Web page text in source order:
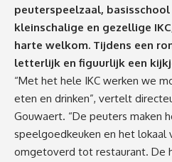
peuterspeelzaal,
kleinschalige en gezellige
harte welkom. Tijdens een
letterlijk en figuurlijk een
“Met het hele IKC werken we
eten en drinken”, vertelt
Gouwaert. “De peuters maken
speelgoedkeuken en het lokaal
omgetoverd tot restaurant. De